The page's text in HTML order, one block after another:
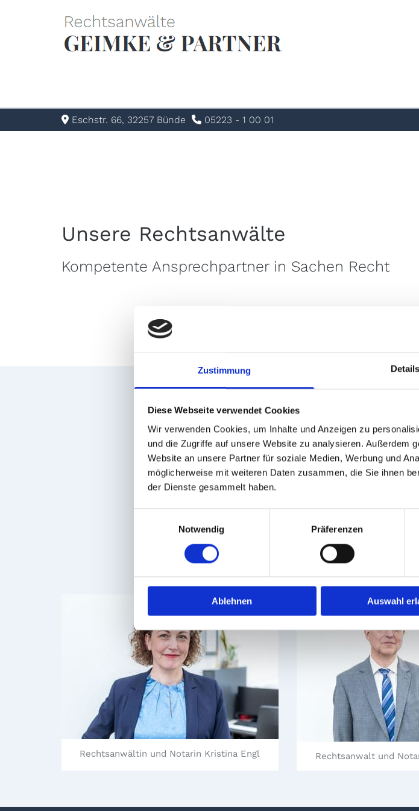
Zustimmung Details
Diese Webseite verwendet Cookies
Wir verwenden Cookies, um Inhalte und Anzeigen zu
und die Zugriffe auf unsere Website zu analysieren. Außerdem
Website an unsere Partner für soziale Medien, Werbung und
möglicherweise mit weiteren Daten zusammen, die Sie ihnen
der Dienste gesammelt haben.
Notwendig
Präferenzen
Ablehnen Auswahl
 Eschstr. 66, 32257 Bünde  05223 - 1 00 01
Unsere Rechtsanwälte
Kompetente Ansprechpartner in Sachen Recht
Rechtsanwalt Ralf Eggersmann
Rechtsanwältin und Notarin Kristina Engl Rechtsanwalt und